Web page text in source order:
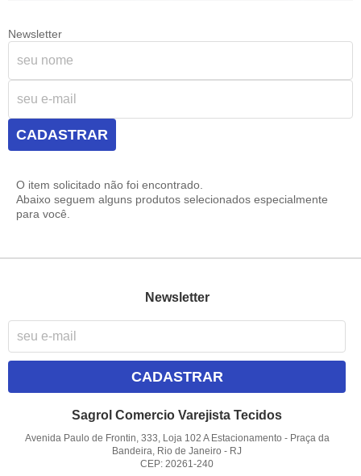
Newsletter
CADASTRAR
O item solicitado não foi encontrado.
Abaixo seguem alguns produtos selecionados especialmente
para você.
Newsletter
CADASTRAR
Sagrol Comercio Varejista Tecidos
Avenida Paulo de Frontin, 333, Loja 102 A Estacionamento - Praça da
Bandeira, Rio de Janeiro - RJ
CEP: 20261-240